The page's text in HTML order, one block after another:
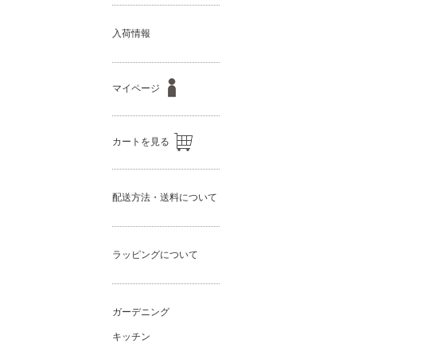
入荷情報
マイページ
カートを見る
配送方法・送料について
ラッピングについて
ガーデニング
キッチン